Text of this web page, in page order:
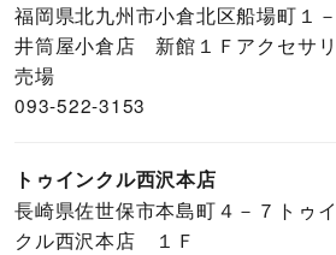
福岡県北九州市小倉北区船場町１
井筒屋小倉店 新館１Ｆアクセサ
売場
093-522-3153
トゥインクル西沢本店
長崎県佐世保市本島町４－７トゥ
クル西沢本店 １Ｆ